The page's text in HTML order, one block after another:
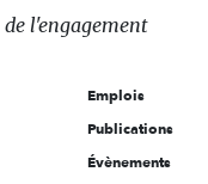
de l'engagement
Emplois
Publications
Évènements